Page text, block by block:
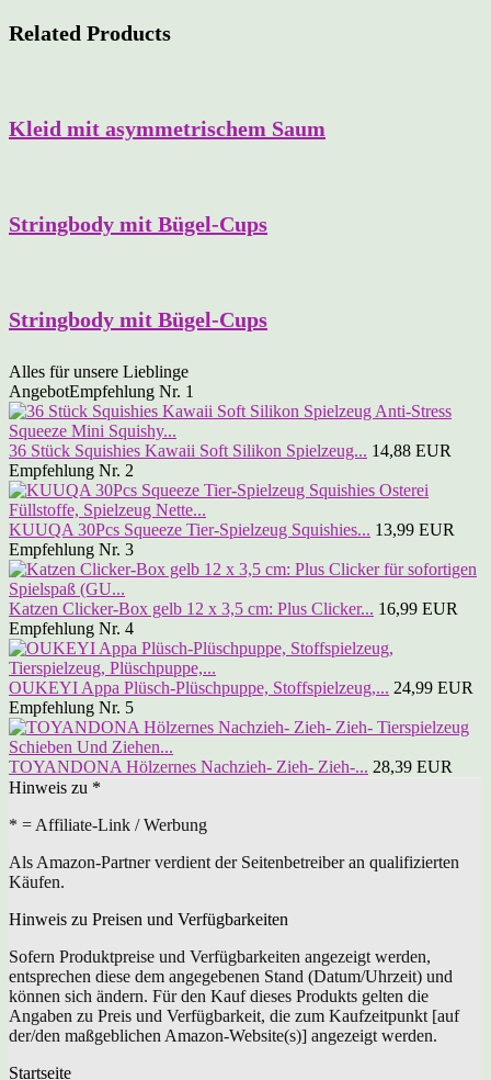
Related Products
Kleid mit asymmetrischem Saum
Stringbody mit Bügel-Cups
Stringbody mit Bügel-Cups
Alles für unsere Lieblinge
AngebotEmpfehlung Nr. 1
36 Stück Squishies Kawaii Soft Silikon Spielzeug... 14,88 EUR
Empfehlung Nr. 2
KUUQA 30Pcs Squeeze Tier-Spielzeug Squishies... 13,99 EUR
Empfehlung Nr. 3
Katzen Clicker-Box gelb 12 x 3,5 cm: Plus Clicker... 16,99 EUR
Empfehlung Nr. 4
OUKEYI Appa Plüsch-Plüschpuppe, Stoffspielzeug,... 24,99 EUR
Empfehlung Nr. 5
TOYANDONA Hölzernes Nachzieh- Zieh- Zieh-... 28,39 EUR
Hinweis zu *
* = Affiliate-Link / Werbung
Als Amazon-Partner verdient der Seitenbetreiber an qualifizierten
Käufen.
Hinweis zu Preisen und Verfügbarkeiten
Sofern Produktpreise und Verfügbarkeiten angezeigt werden,
entsprechen diese dem angegebenen Stand (Datum/Uhrzeit) und
können sich ändern. Für den Kauf dieses Produkts gelten die
Angaben zu Preis und Verfügbarkeit, die zum Kaufzeitpunkt [auf
der/den maßgeblichen Amazon-Website(s)] angezeigt werden.
Startseite